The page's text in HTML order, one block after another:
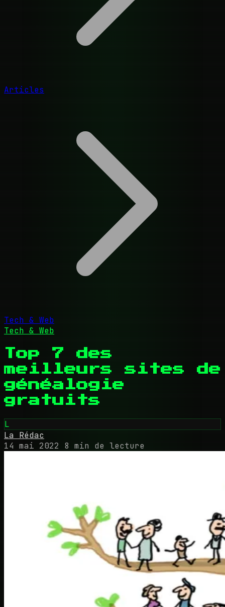
Articles
Tech & Web
Tech & Web
Top 7 des
meilleurs sites de
généalogie
gratuits
L
La Rédac
14 mai 2022
8 min de lecture